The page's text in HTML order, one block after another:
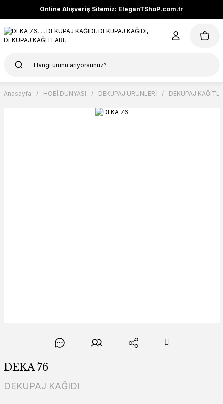
Online Alışveriş Sitemiz: EleganTShoP.com.tr
Anasayfa HOBİ DÜNYASI DEKUPAJ ÜRÜNLERİ DEKUPAJ
DEKA 76
DEKUPAJ KAĞIDI